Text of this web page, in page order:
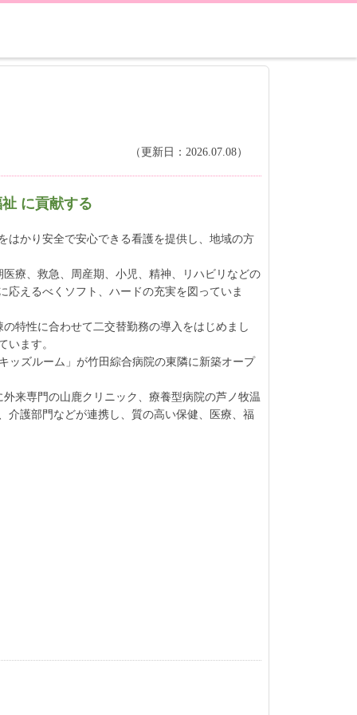
（更新日：2026.07.08）
に貢献する
はかり安全で安心できる看護を提供し、地域の方
療、救急、周産期、小児、精神、リハビリなどの
応えるべくソフト、ハードの充実を図っていま
特性に合わせて二交替勤務の導入をはじめまし
います。
ッズルーム」が竹田綜合病院の東隣に新築オープ
来専門の山鹿クリニック、療養型病院の芦ノ牧温
介護部門などが連携し、質の高い保健、医療、福